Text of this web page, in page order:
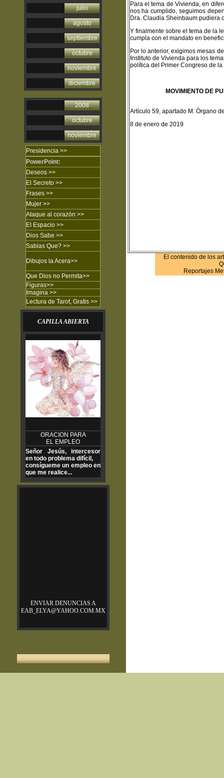
julio
agosto
septiembre
octubre
noviembre
diciembre
2008
octubre
noviembre
Presidencia >>
PowerPoint:
Deseos >>
El Secreto >>
Frases >>
Mujer >>
Ataque al corazòn >>
El Espacio >>
Dios Sabe >>
Sabias Que? >>
Dibujos la Acera>>
Que Dios no Permita>>
Figuras>>
Imagina >>
Lectura de Tarot, Gratis >>
CAPILLA ABIERTA
ORACION PARA
EL EMPLEO
Señor Jesús, intercesor
en todo problema difícil,
consígueme un empleo en
que me realice...
ENVIAR DENUNCIAS A
EAB_ELYA@YAHOO.COM.MX
Para el tema de Vivienda, en
nos ha cumplido, seguimos
Dra. Claudia Sheinbaum pudiera
Y finalmente sobre el tema de la
cumpla con el mandato en
Por lo anterior, exigimos mesas
Instituto de Vivienda para los
política del Primer Congreso de
MOVIMIENTO DE
Artículo 59, apartado M. Órgano
8 de enero de 2019
El contenido de los
Reportajes